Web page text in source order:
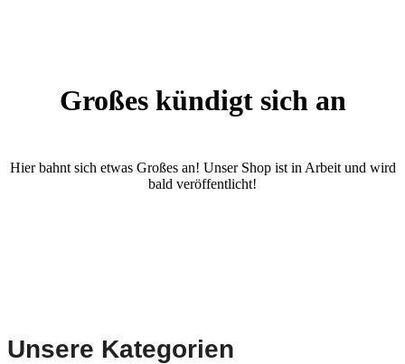
Großes kündigt sich an
Hier bahnt sich etwas Großes an! Unser Shop ist in Arbeit und wird
bald veröffentlicht!
Unsere Kategorien